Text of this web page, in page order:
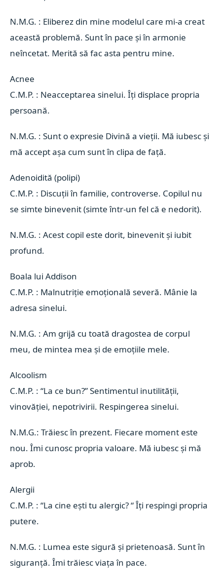
N.M.G. : Eliberez din mine modelul care mi-a creat
această problemă. Sunt în pace și în armonie
neîncetat. Merită să fac asta pentru mine.
Acnee
C.M.P. : Neacceptarea sinelui. Îți displace propria
persoană.
N.M.G. : Sunt o expresie Divină a vieții. Mă iubesc și
mă accept așa cum sunt în clipa de față.
Adenoidită (polipi)
C.M.P. : Discuții în familie, controverse. Copilul nu
se simte binevenit (simte într-un fel că e nedorit).
N.M.G. : Acest copil este dorit, binevenit și iubit
profund.
Boala lui Addison
C.M.P. : Malnutriție emoțională severă. Mânie la
adresa sinelui.
N.M.G. : Am grijă cu toată dragostea de corpul
meu, de mintea mea și de emoțiile mele.
Alcoolism
C.M.P. : “La ce bun?” Sentimentul inutilității,
vinovăției, nepotrivirii. Respingerea sinelui.
N.M.G.: Trăiesc în prezent. Fiecare moment este
nou. Îmi cunosc propria valoare. Mă iubesc și mă
aprob.
Alergii
C.M.P. : “La cine ești tu alergic? “ Îți respingi propria
putere.
N.M.G. : Lumea este sigură și prietenoasă. Sunt în
siguranță. Îmi trăiesc viața în pace.